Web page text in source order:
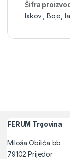
Šifra
lakovi Boje,
FERUM Trgovina
Miloša Obilića bb
79102 Prijedor